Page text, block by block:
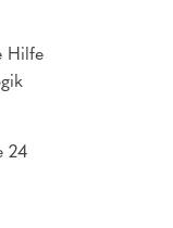
Hilfe
24